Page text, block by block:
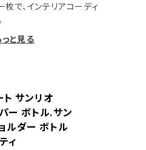
で、インテリアコーディ
っと見る
サンリオ
ボトル.サン
ルダー ボトル
ィ